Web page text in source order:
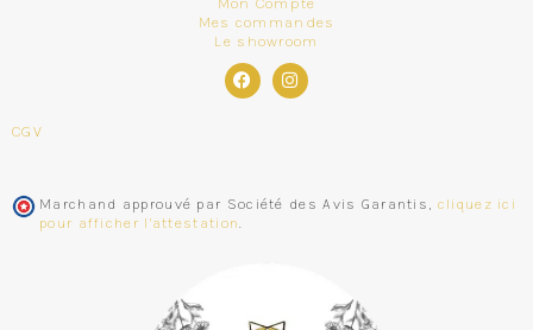
Mes commandes
Le showroom
CGV
Marchand approuvé par Société des Avis Garantis, cliquez ici
pour afficher l'attestation